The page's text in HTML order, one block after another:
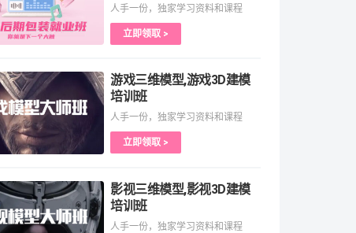
人手一份，独家学习资料和课程
立即领取 >
游戏三维模型,游戏3D建模
培训班
人手一份，独家学习资料和课程
立即领取 >
影视三维模型,影视3D建模
培训班
人手一份，独家学习资料和课程